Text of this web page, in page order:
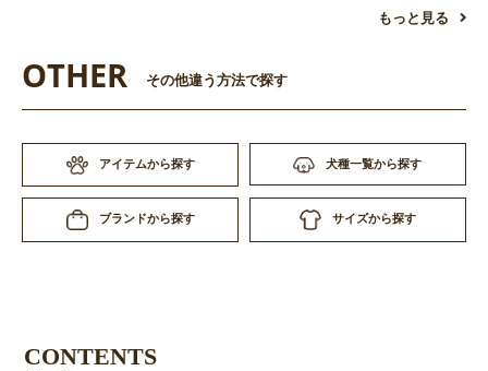
もっと見る
OTHER その他違う方法で探す
アイテムから探す 犬種一覧から探す
ブランドから探す サイズから探す
CONTENTS